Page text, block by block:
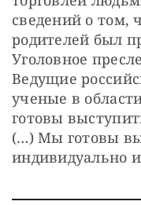
сведений о том,
родителей был
Уголовное
Ведущие
ученые в
готовы
(…) Мы готовы
индивидуально